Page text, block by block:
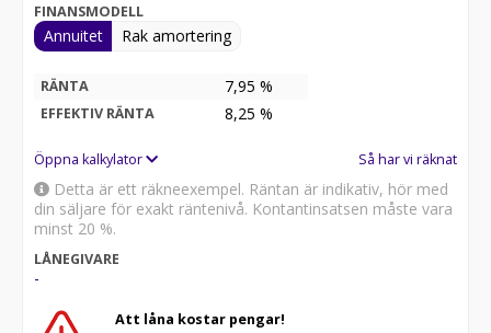
FINANSMODELL
Annuitet Rak amortering
RÄNTA 7,95 %
EFFEKTIV RÄNTA 8,25 %
Öppna kalkylator Så har vi räknat
Detta är ett räkneexempel. Räntan är indikativ, hör med
din säljare för exakt räntenivå. Kontantinsatsen måste vara
minst 20 %.
LÅNEGIVARE
-
Att låna kostar pengar!